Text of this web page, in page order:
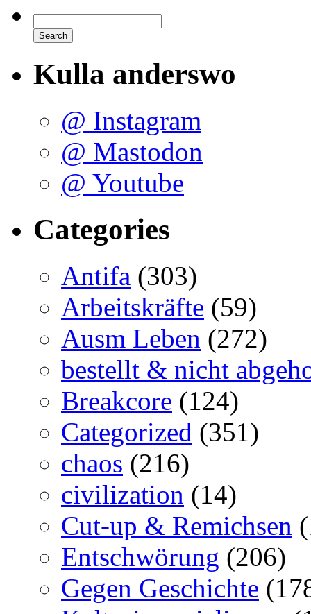
Kulla anderswo
@ Instagram
@ Mastodon
@ Youtube
Categories
Antifa (303)
Arbeitskräfte (59)
Ausm Leben (272)
bestellt & nicht
Breakcore (124)
Categorized (351)
chaos (216)
civilization (14)
Cut-up & Remichsen
Entschwörung (206)
Gegen Geschichte